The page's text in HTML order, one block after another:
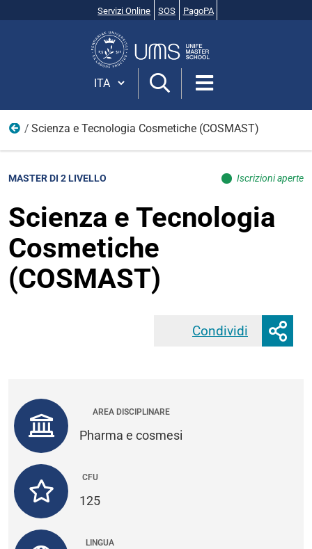
Servizi Online SOS PagoPA
Cambia lingua
Offerta formativa
Scienza e Tecnologia Cosmetiche (COSMAST)
MASTER DI 2 LIVELLO Iscrizioni aperte
Scienza e Tecnologia
Cosmetiche
(COSMAST)
Condividi
AREA DISCIPLINARE
Pharma e cosmesi
CFU
125
LINGUA